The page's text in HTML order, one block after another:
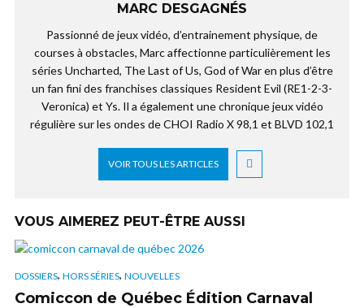
MARC DESGAGNÉS
Passionné de jeux vidéo, d’entrainement physique, de
courses à obstacles, Marc affectionne particulièrement les
séries Uncharted, The Last of Us, God of War en plus d’être
un fan fini des franchises classiques Resident Evil (RE1-2-3-
Veronica) et Ys. Il a également une chronique jeux vidéo
régulière sur les ondes de CHOI Radio X 98,1 et BLVD 102,1
VOIR TOUS LES ARTICLES
VOUS AIMEREZ PEUT-ÊTRE AUSSI
DOSSIERS, HORS SÉRIES, NOUVELLES
Comiccon de Québec Édition Carnaval